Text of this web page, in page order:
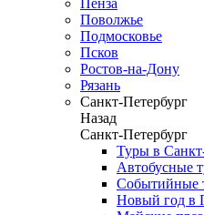
Пенза
Поволжье
Подмосковье
Псков
Ростов-на-Дону
Рязань
Санкт-Петербург
Назад
Санкт-Петербург
Туры в
Автобусные
Событийные
Новый год в